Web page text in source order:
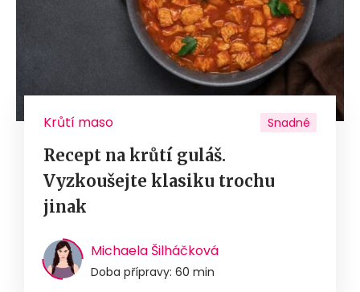
Krůtí maso Snadné
Recept na krůtí guláš.
Vyzkoušejte klasiku trochu
jinak
Michaela Šilháčková
Doba přípravy: 60 min